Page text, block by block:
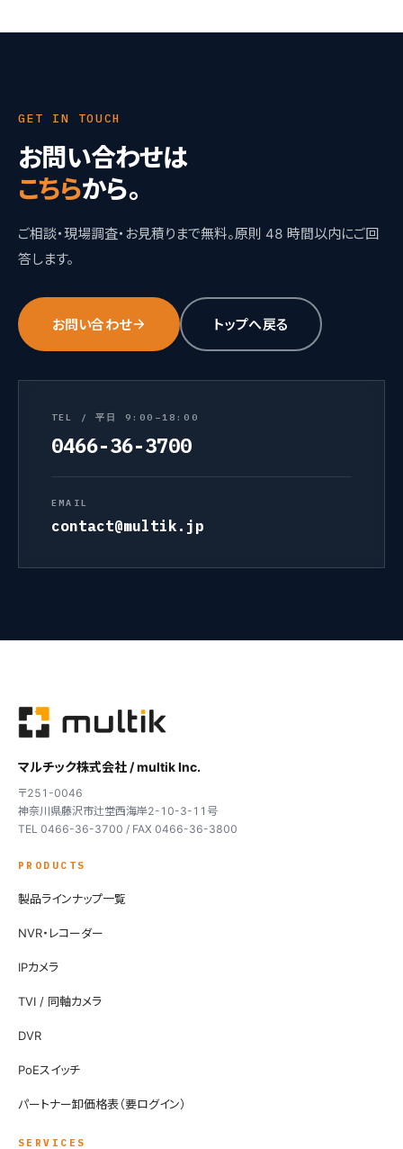
GET IN TOUCH
お問い合わせは
こちらから。
ご相談・現場調査・お見積りまで無料。原則 48 時間以内にご回
答します。
お問い合わせ トップへ戻る
TEL / 平日 9:00–18:00
0466-36-3700
EMAIL
contact@multik.jp
マルチック株式会社 / multik Inc.
〒251-0046
神奈川県藤沢市辻堂西海岸2-10-3-11号
TEL 0466-36-3700 / FAX 0466-36-3800
PRODUCTS
製品ラインナップ一覧
NVR・レコーダー
IPカメラ
TVI / 同軸カメラ
DVR
PoEスイッチ
パートナー卸価格表（要ログイン）
SERVICES